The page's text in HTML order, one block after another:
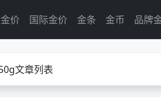
价 国际金价 金条 金币 品牌
文章列表